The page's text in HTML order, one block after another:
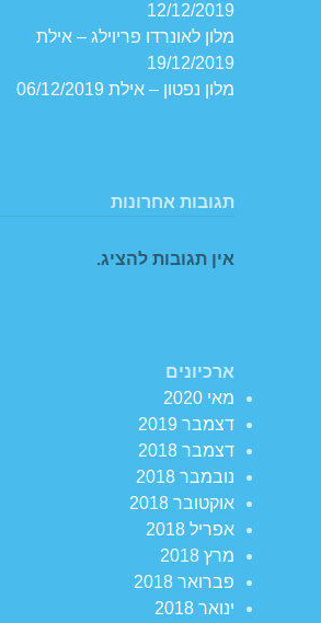
12/12/2019
מלון לאונרדו פריוילג – אילת
19/12/2019
מלון נפטון – אילת 06/12/2019
תגובות אחרונות
אין תגובות להציג.
ארכיונים
מאי 2020
דצמבר 2019
דצמבר 2018
נובמבר 2018
אוקטובר 2018
אפריל 2018
מרץ 2018
פברואר 2018
ינואר 2018